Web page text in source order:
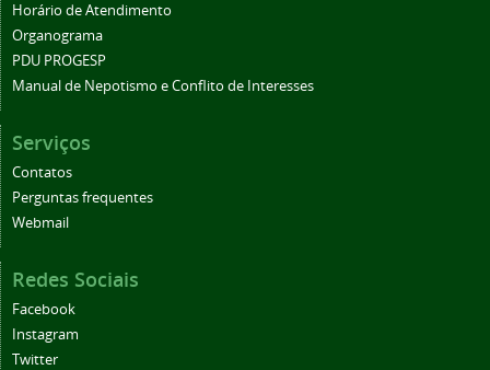
Horário de Atendimento
Organograma
PDU PROGESP
Manual de Nepotismo e Conflito de Interesses
Serviços
Contatos
Perguntas frequentes
Webmail
Redes Sociais
Facebook
Instagram
Twitter